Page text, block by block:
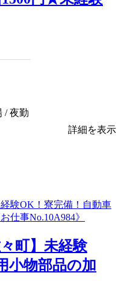
/ 夜勤
詳細を表示
町】未経験
小物部品の加